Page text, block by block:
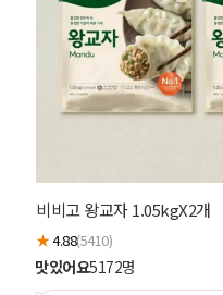
비비고 왕교자 1.05kgX2개
★4.88(5410)
맛있어요5172명